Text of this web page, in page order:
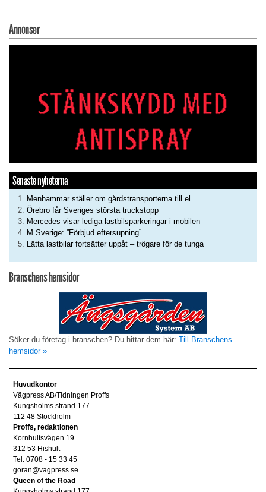
Annonser
Senaste nyheterna
Menhammar ställer om gårdstransporterna till el
Örebro får Sveriges största truckstopp
Mercedes visar lediga lastbilsparkeringar i mobilen
M Sverige: ”Förbjud eftersupning”
Lätta lastbilar fortsätter uppåt – trögare för de tunga
Branschens hemsidor
Söker du företag i branschen? Du hittar dem här: Till Branschens
hemsidor »
Huvudkontor
Vägpress AB/Tidningen Proffs
Kungsholms strand 177
112 48 Stockholm
Proffs, redaktionen
Kornhultsvägen 19
312 53 Hishult
Tel. 0708 - 15 33 45
goran@vagpress.se
Queen of the Road